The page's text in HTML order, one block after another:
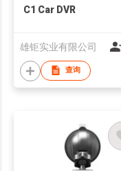
C1 Car DVR
雄钜实业有限公司
查询